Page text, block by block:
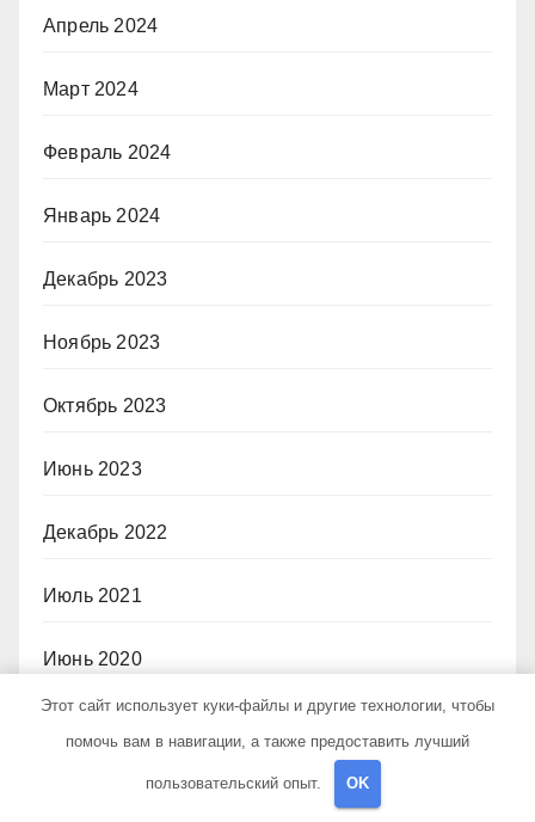
Апрель 2024
Март 2024
Февраль 2024
Январь 2024
Декабрь 2023
Ноябрь 2023
Октябрь 2023
Июнь 2023
Декабрь 2022
Июль 2021
Июнь 2020
Этот сайт использует куки-файлы и другие технологии, чтобы
помочь вам в навигации, а также предоставить лучший
пользовательский опыт. OK